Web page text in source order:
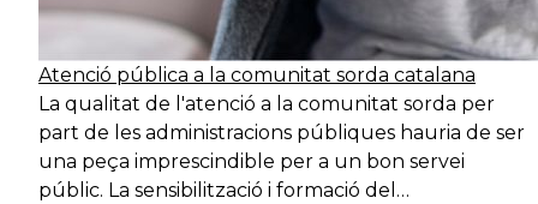
Tècnic
especialista
Serveis de suport
intern
Tècnic
Serveis de suport
Atenció pública a la comunitat sorda catalana
La qualitat de l'atenció a la comunitat sorda per
part de les administracions públiques hauria de ser
una peça imprescindible per a un bon servei
públic. La sensibilització i formació del…